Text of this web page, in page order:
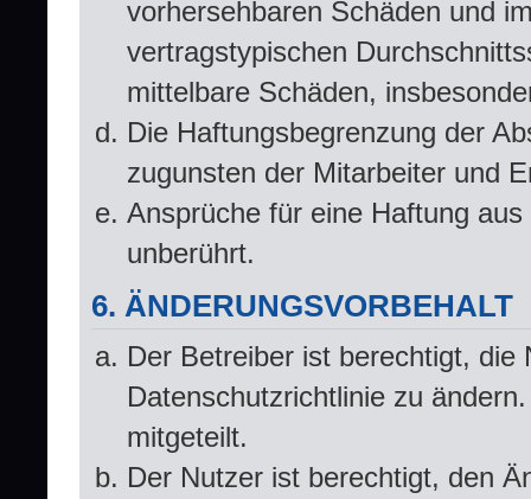
vorhersehbaren Schäden und
vertragstypischen
mittelbare Schäden,
Die Haftungsbegrenzung der
zugunsten der Mitarbeiter und
Ansprüche für eine Haftung
unberührt.
6. ÄNDERUNGSVORBEHALT
Der Betreiber ist berechtigt, die
Datenschutzrichtlinie zu
mitgeteilt.
Der Nutzer ist berechtigt, den